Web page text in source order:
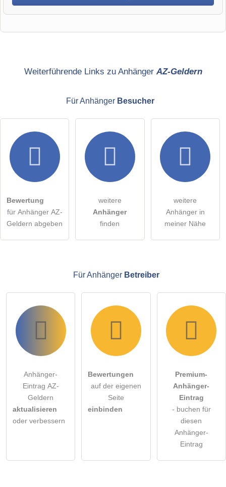
E-Mail-Adresse (wird nicht veröffentlicht)
Hiermit akzeptiere ich die .
öffentliche Frage stellen Abbrechen
Anhänger-Eintrag zu stellen .
Weiterführende Links zu Anhänger AZ-Geldern
Für Anhänger Besucher
Bewertung
für Anhänger AZ-
Geldern abgeben
weitere
Anhänger
finden
weitere
Anhänger in
meiner Nähe
Für Anhänger Betreiber
Anhänger-
Eintrag AZ-
Geldern
aktualisieren
oder verbessern
Bewertungen
auf der eigenen
Seite
einbinden
Premium-
Anhänger-
Eintrag
- buchen für
diesen
Anhänger-
Eintrag